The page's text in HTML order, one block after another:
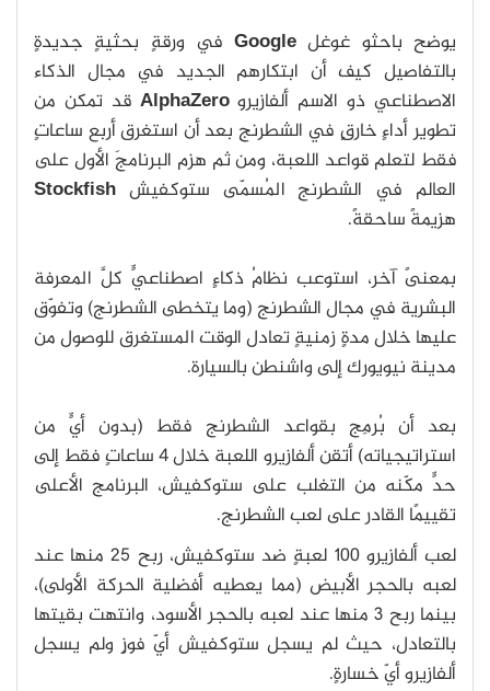
يوضح باحثو غوغل Google في ورقةٍ بحثيةٍ جديدةٍ
بالتفاصيل كيف أن ابتكارهم الجديد في مجال الذكاء
الاصطناعي ذو الاسم ألفازيروAlphaZero قد تمكن من
تطوير أداءٍ خارقٍ في الشطرنج بعد أن استغرق أربع ساعاتٍ
فقط لتعلم قواعد اللعبة، ومن ثم هزم البرنامجَ الأول على
العالم في الشطرنج المُسمّى ستوكفيش Stockfish
هزيمةً ساحقةً.
بمعنىً آخر، استوعب نظامُ ذكاءٍ اصطناعيٍّ كلَّ المعرفة
البشرية في مجال الشطرنج (وما يتخطى الشطرنج) وتفوّق
عليها خلال مدةٍ زمنيةٍ تعادل الوقت المستغرق للوصول من
مدينة نيويورك إلى واشنطن بالسيارة.
بعد أن بُرمِج بقواعد الشطرنج فقط (بدون أيٍّ من
استراتيجياته) أتقن ألفازيرو اللعبة خلال 4 ساعاتٍ فقط إلى
حدٍّ مكّنه من التغلب على ستوكفيش، البرنامج الأعلى
تقييمًا القادر على لعب الشطرنج.
لعب ألفازيرو 100 لعبةٍ ضد ستوكفيش، ربح 25 منها عند
لعبه بالحجر الأبيض (مما يعطيه أفضلية الحركة الأولى)،
بينما ربح 3 منها عند لعبه بالحجر الأسود، وانتهت بقيتها
بالتعادل، حيث لم يسجل ستوكفيش أيّ فوزٍ ولم يسجل
ألفازيرو أيّ خسارةٍ.